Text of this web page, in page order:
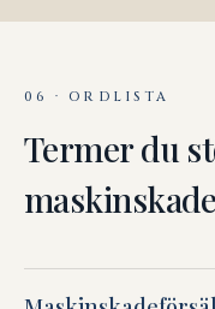
06 · ORDLISTA
Termer du